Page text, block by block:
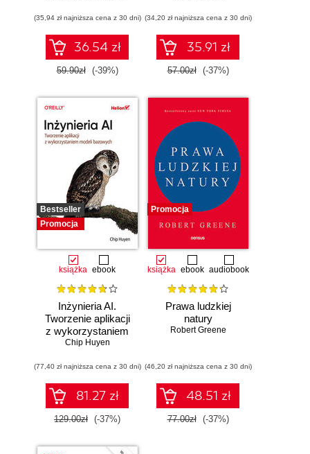
(35,94 zł najniższa cena z 30 dni)
36.54 zł
59.90zł (-39%)
(34,20 zł najniższa cena z 30 dni)
35.91 zł
57.00zł (-37%)
Bestseller
Promocja
książka ebook
Inżynieria AI.
Tworzenie aplikacji
z wykorzystaniem
modeli bazowych
Chip Huyen
(77,40 zł najniższa cena z 30 dni)
81.27 zł
129.00zł (-37%)
Promocja
książka ebook audiobook
Prawa ludzkiej
natury
Robert Greene
(46,20 zł najniższa cena z 30 dni)
48.51 zł
77.00zł (-37%)